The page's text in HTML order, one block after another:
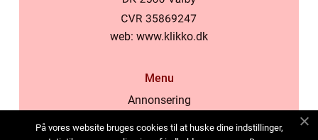
web: www.klikko.dk
Menu
Annonsering
På vores website bruges cookies til at huske dine indstillinger,